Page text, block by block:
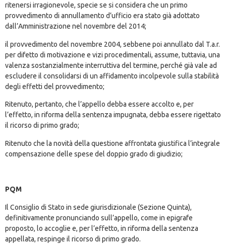
ritenersi irragionevole, specie se si considera che un primo
provvedimento di annullamento d’ufficio era stato già adottato
dall’Amministrazione nel novembre del 2014;
il provvedimento del novembre 2004, sebbene poi annullato dal T.a.r.
per difetto di motivazione e vizi procedimentali, assume, tuttavia, una
valenza sostanzialmente interruttiva del termine, perché già vale ad
escludere il consolidarsi di un affidamento incolpevole sulla stabilità
degli effetti del provvedimento;
Ritenuto, pertanto, che l’appello debba essere accolto e, per
l’effetto, in riforma della sentenza impugnata, debba essere rigettato
il ricorso di primo grado;
Ritenuto che la novità della questione affrontata giustifica l’integrale
compensazione delle spese del doppio grado di giudizio;
PQM
Il Consiglio di Stato in sede giurisdizionale (Sezione Quinta),
definitivamente pronunciando sull’appello, come in epigrafe
proposto, lo accoglie e, per l’effetto, in riforma della sentenza
appellata, respinge il ricorso di primo grado.